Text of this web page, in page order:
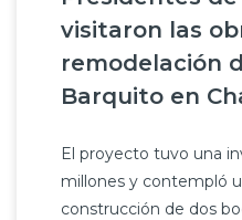
Sustentabilidad
Innovación
Inversionistas
Prensa
Trabaja en Codelco
visitaron las
remodelación
Barquito en
El proyecto tuvo una
millones y contempló
construcción de dos